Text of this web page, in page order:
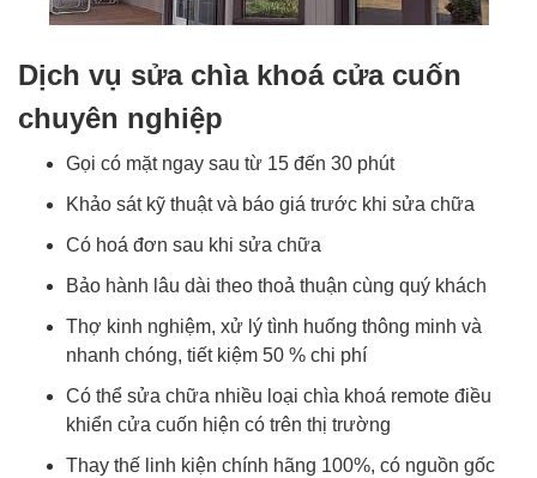
Dịch vụ sửa chìa khoá cửa cuốn
chuyên nghiệp
Gọi có mặt ngay sau từ 15 đến 30 phút
Khảo sát kỹ thuật và báo giá trước khi sửa chữa
Có hoá đơn sau khi sửa chữa
Bảo hành lâu dài theo thoả thuận cùng quý khách
Thợ kinh nghiệm, xử lý tình huống thông minh và
nhanh chóng, tiết kiệm 50 % chi phí
Có thể sửa chữa nhiều loại chìa khoá remote điều
khiển cửa cuốn hiện có trên thị trường
Thay thế linh kiện chính hãng 100%, có nguồn gốc